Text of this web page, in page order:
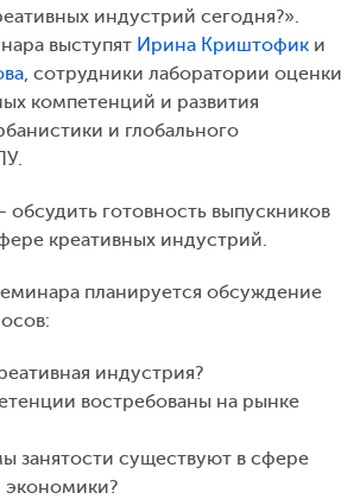
индустрий сегодня?».
выступят Ирина Криштофик и
, сотрудники лаборатории оценки
компетенций и развития
и глобального
готовность выпускников
креативных индустрий.
планируется обсуждение
индустрия?
востребованы на рынке
занятости существуют в сфере
экономики?